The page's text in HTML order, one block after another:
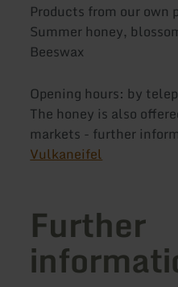
Products from our own
Summer honey,
Beeswax
Opening hours: by
The honey is also
markets - further
Vulkaneifel
Further